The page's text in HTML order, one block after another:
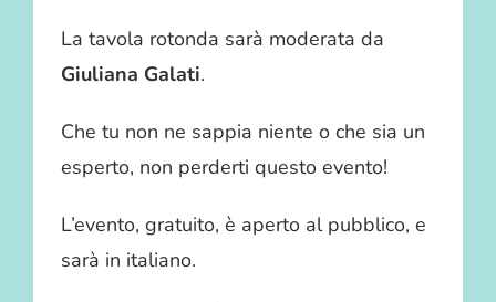
La tavola rotonda sarà moderata da
Giuliana Galati.
Che tu non ne sappia niente o che sia un
esperto, non perderti questo evento!
L’evento, gratuito, è aperto al pubblico, e
sarà in italiano.